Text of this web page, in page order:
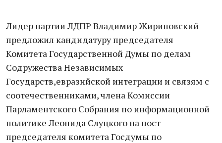
Лидер партии ЛДПР Владимир Жириновский
предложил кандидатуру председателя
Комитета Государственной Думы по делам
Содружества Независимых
Государств,евразийской интеграции и связям с
соотечественниками, члена Комиссии
Парламентского Собрания по информационной
политике Леонида Слуцкого на пост
председателя комитета Госдумы по